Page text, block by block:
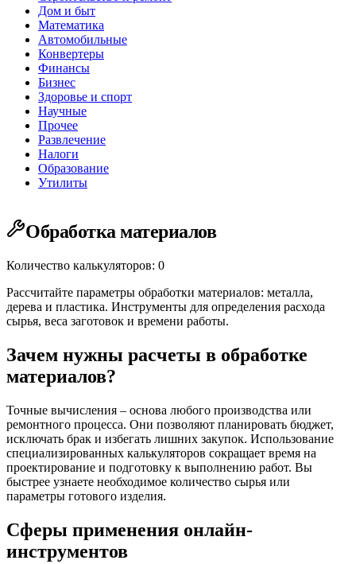
Дом и быт
Математика
Автомобильные
Конвертеры
Финансы
Бизнес
Здоровье и спорт
Научные
Прочее
Развлечение
Налоги
Образование
Утилиты
Обработка материалов
Количество калькуляторов: 0
Рассчитайте параметры обработки материалов: металла,
дерева и пластика. Инструменты для определения расхода
сырья, веса заготовок и времени работы.
Зачем нужны расчеты в обработке
материалов?
Точные вычисления – основа любого производства или
ремонтного процесса. Они позволяют планировать бюджет,
исключать брак и избегать лишних закупок. Использование
специализированных калькуляторов сокращает время на
проектирование и подготовку к выполнению работ. Вы
быстрее узнаете необходимое количество сырья или
параметры готового изделия.
Сферы применения онлайн-
инструментов